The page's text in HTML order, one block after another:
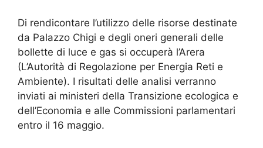
Di rendicontare l’utilizzo delle risorse destinate
da Palazzo Chigi e degli oneri generali delle
bollette di luce e gas si occuperà l’Arera
(L’Autorità di Regolazione per Energia Reti e
Ambiente). I risultati delle analisi verranno
inviati ai ministeri della Transizione ecologica e
dell’Economia e alle Commissioni parlamentari
entro il 16 maggio.